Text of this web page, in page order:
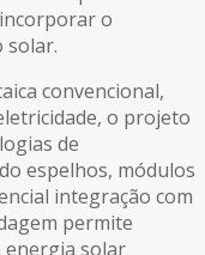
o
solar.
convencional,
o projeto
de
espelhos, módulos
integração com
permite
energia solar